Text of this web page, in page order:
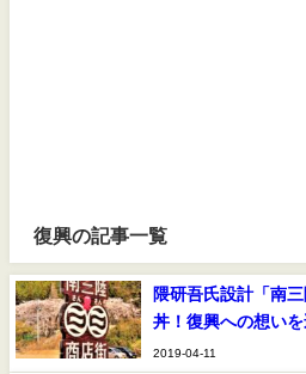
復興の記事一覧
隈研吾氏設計「南
丼！復興への想いを
2019-04-11